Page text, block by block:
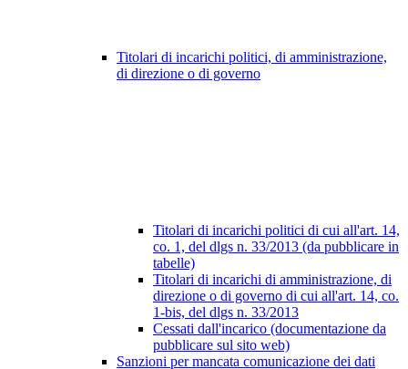
Titolari di incarichi politici, di amministrazione,
di direzione o di governo
Titolari di incarichi politici di cui all'art. 14,
co. 1, del dlgs n. 33/2013 (da pubblicare in
tabelle)
Titolari di incarichi di amministrazione, di
direzione o di governo di cui all'art. 14, co.
1-bis, del dlgs n. 33/2013
Cessati dall'incarico (documentazione da
pubblicare sul sito web)
Sanzioni per mancata comunicazione dei dati